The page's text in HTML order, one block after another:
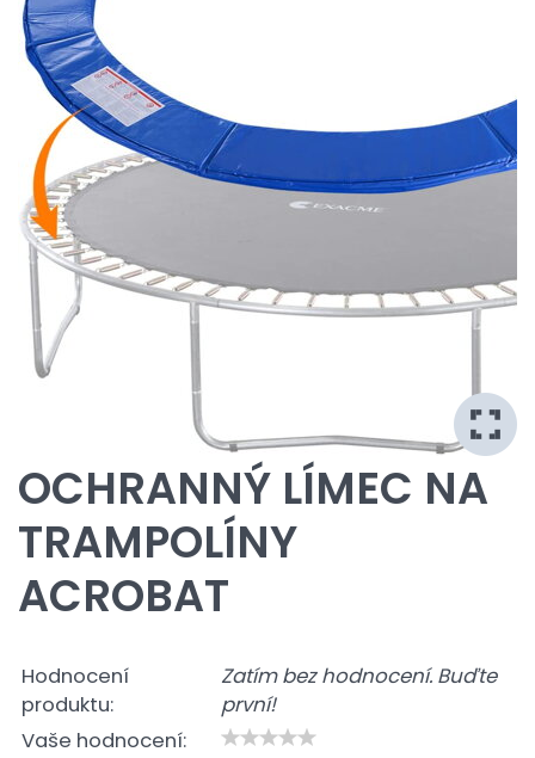
OCHRANNÝ LÍMEC NA
TRAMPOLÍNY
ACROBAT
Hodnocení
produktu:
Zatím bez hodnocení. Buďte
první!
Vaše hodnocení: